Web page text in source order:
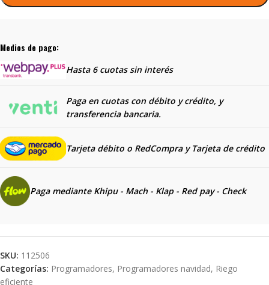
Medios de pago:
Hasta 6 cuotas sin interés
Paga en cuotas con débito y crédito, y
transferencia bancaria.
Tarjeta débito o RedCompra y Tarjeta de crédito
Paga mediante Khipu - Mach - Klap - Red pay - Check
SKU: 112506
Categorías: Programadores, Programadores navidad, Riego
eficiente